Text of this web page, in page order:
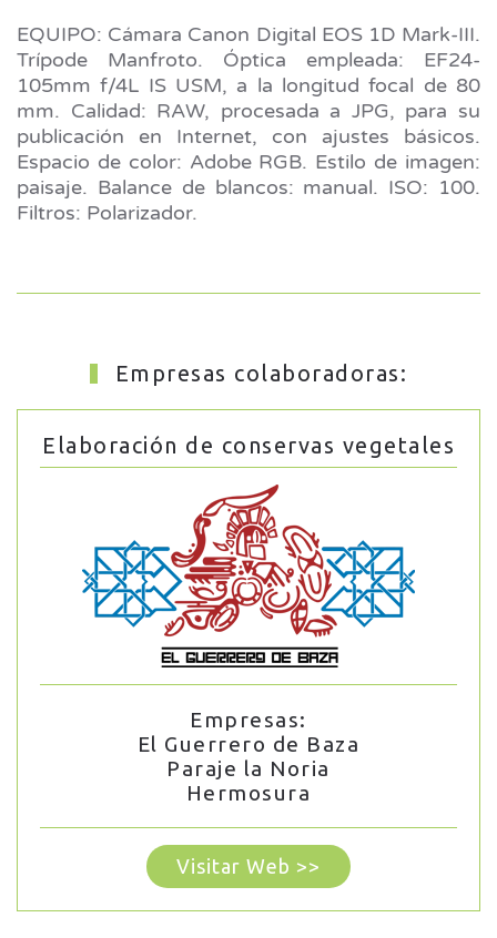
EQUIPO: Cámara Canon Digital EOS 1D Mark-III.
Trípode Manfroto. Óptica empleada: EF24-
105mm f/4L IS USM, a la longitud focal de 80
mm. Calidad: RAW, procesada a JPG, para su
publicación en Internet, con ajustes básicos.
Espacio de color: Adobe RGB. Estilo de imagen:
paisaje. Balance de blancos: manual. ISO: 100.
Filtros: Polarizador.
Empresas colaboradoras:
Elaboración de conservas vegetales
Empresas:
El Guerrero de Baza
Paraje la Noria
Hermosura
Visitar Web >>